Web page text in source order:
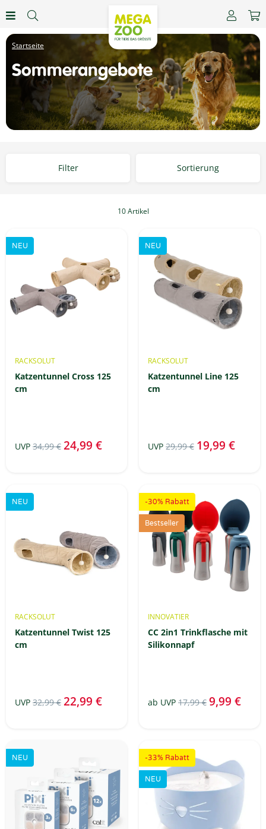
Sommerangebote
Filter Sortierung
10 Artikel
NEU
RACKSOLUT
Katzentunnel Cross 125
cm
UVP 34,99 € 24,99 €
NEU
RACKSOLUT
Katzentunnel Line 125
cm
UVP 29,99 € 19,99 €
NEU
RACKSOLUT
Katzentunnel Twist 125
cm
UVP 32,99 € 22,99 €
-30% Rabatt
Bestseller
INNOVATIER
CC 2in1 Trinkflasche mit
Silikonnapf
ab UVP 17,99 € 9,99 €
NEU -33% Rabatt
NEU